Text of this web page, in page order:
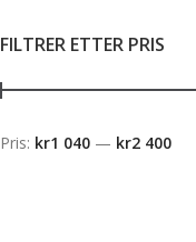
FILTRER ETTER PRIS
Pris: kr1 040 — kr2 400